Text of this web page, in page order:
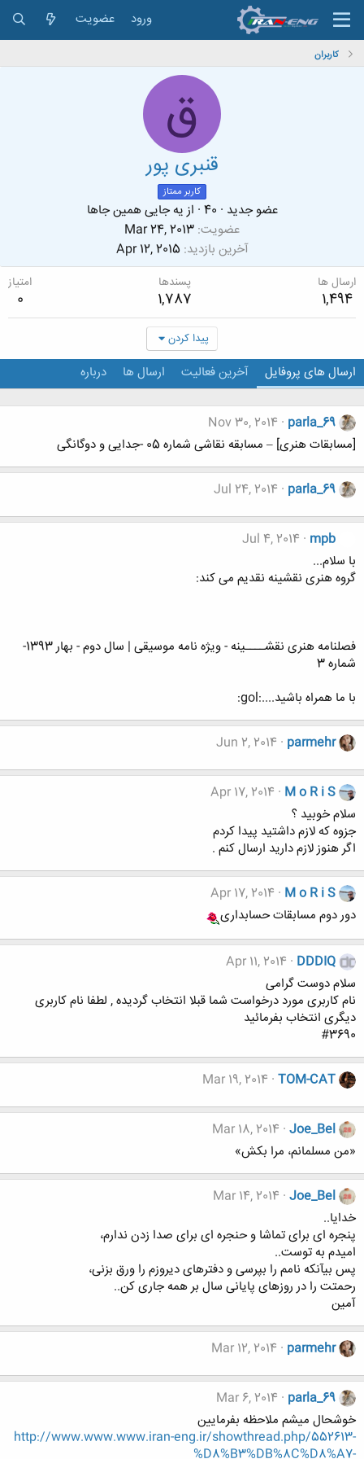
ورود عضویت
کاربران
ق
قنبری پور
کاربر ممتاز
عضو جدید ·
· ازیه جایی همین جاها
عضویت Mar 24, 2013
آخرین بازدید Apr 12, 2015
ارسال ها
1,494
پسندها
1,787
امتیاز
0
پیدا کردن
ارسال های پروفایل آخرین فعالیت ارسال ها درباره
parla_69
Nov 30, 2014
[مسابقات هنری] – مسابقه نقاشی شماره 05 -جدایی و دوگانگی
parla_69
Jul 24, 2014
mpb
Jul 4, 2014
با سلام...
گروه هنری نقشینه نقدیم می کند:
فصلنامه هنری نقشــــینه - ویژه نامه موسیقی | سال دوم - بهار 1393-
شماره 3
با ما همراه باشید....:gol:
parmehr
Jun 2, 2014
M o R i S
Apr 17, 2014
سلام خوبید ؟
جزوه که لازم داشتید پیدا کردم
اگر هنوز لازم دارید ارسال کنم .
M o R i S
Apr 17, 2014
دور دوم مسابقات حسابداری
DDDIQ
Apr 11, 2014
سلام دوست گرامی
نام کاربری مورد درخواست شما قبلا انتخاب گردیده , لطفا نام کاربری
دیگری انتخاب بفرمائید
#3690
TOM-CAT
Mar 19, 2014
Joe_Bel
Mar 18, 2014
«من مسلمانم، مرا بکش»
Joe_Bel
Mar 14, 2014
خدایا..
پنجره ای برای تماشا و حنجره ای برای صدا زدن ندارم،
امیدم به توست..
پس بیآنکه نامم را بپرسی و دفترهای دیروزم را ورق بزنی،
رحمتت را در روزهای پایانی سال بر همه جاری کن..
آمین
parmehr
Mar 12, 2014
parla_69
Mar 6, 2014
خوشحال میشم ملاحظه بفرمایین
http://www.www.www.iran-eng.ir/showthread.php/552613-
%D8%B3%DB%8C%D8%A7-